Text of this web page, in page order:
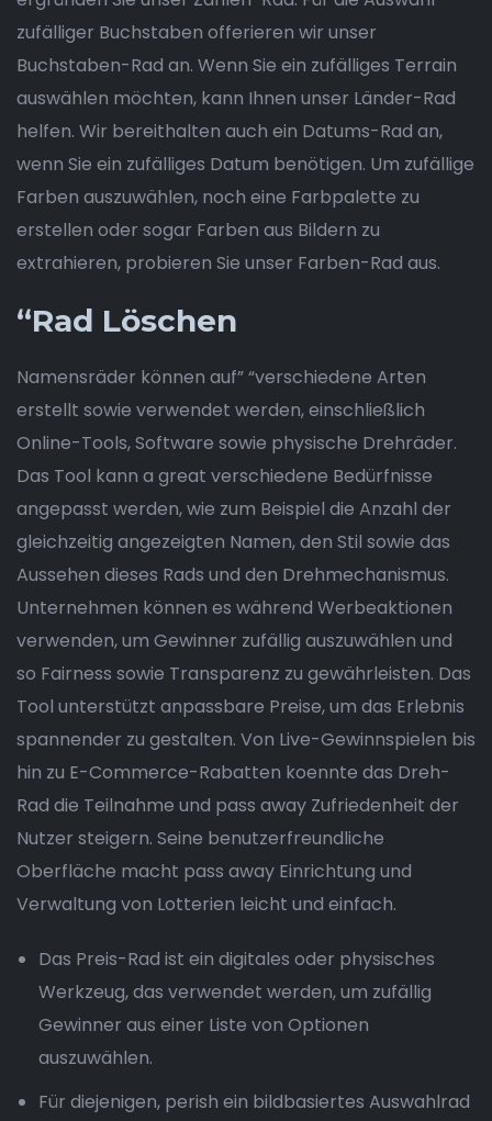
zufälliger Buchstaben offerieren wir unser
Buchstaben-Rad an. Wenn Sie ein zufälliges Terrain
auswählen möchten, kann Ihnen unser Länder-Rad
helfen. Wir bereithalten auch ein Datums-Rad an,
wenn Sie ein zufälliges Datum benötigen. Um zufällige
Farben auszuwählen, noch eine Farbpalette zu
erstellen oder sogar Farben aus Bildern zu
extrahieren, probieren Sie unser Farben-Rad aus.
“Rad Löschen
Namensräder können auf” “verschiedene Arten
erstellt sowie verwendet werden, einschließlich
Online-Tools, Software sowie physische Drehräder.
Das Tool kann a great verschiedene Bedürfnisse
angepasst werden, wie zum Beispiel die Anzahl der
gleichzeitig angezeigten Namen, den Stil sowie das
Aussehen dieses Rads und den Drehmechanismus.
Unternehmen können es während Werbeaktionen
verwenden, um Gewinner zufällig auszuwählen und
so Fairness sowie Transparenz zu gewährleisten. Das
Tool unterstützt anpassbare Preise, um das Erlebnis
spannender zu gestalten. Von Live-Gewinnspielen bis
hin zu E-Commerce-Rabatten koennte das Dreh-
Rad die Teilnahme und pass away Zufriedenheit der
Nutzer steigern. Seine benutzerfreundliche
Oberfläche macht pass away Einrichtung und
Verwaltung von Lotterien leicht und einfach.
Das Preis-Rad ist ein digitales oder physisches
Werkzeug, das verwendet werden, um zufällig
Gewinner aus einer Liste von Optionen
auszuwählen.
Für diejenigen, perish ein bildbasiertes Auswahlrad